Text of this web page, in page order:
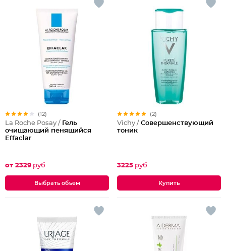
(12)
La Roche Posay / Гель
очищающий пенящийся
Effaclar
от 2329 руб
Выбрать объем
(2)
Vichy / Совершенствующий
тоник
3225 руб